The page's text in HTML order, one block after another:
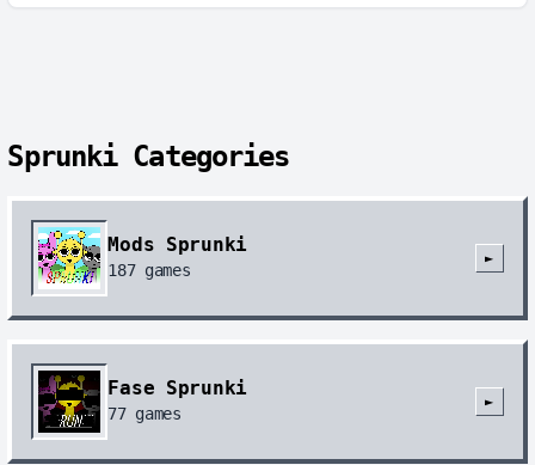
Sprunki Categories
Mods Sprunki
187games
►
Fase Sprunki
77games
►